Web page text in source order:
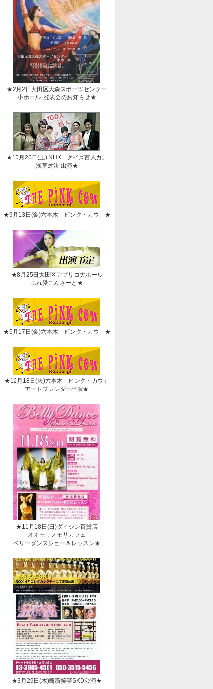
★2月2日大田区大森スポーツセンター
小ホール 発表会のお知らせ★
★10月26日(土) NHK「クイズ百人力」
浅草対決 出演★
★9月13日(金)六本木「ピンク・カウ」★
★8月25日大田区アプリコ大ホール
ふれ愛こんさーと★
★5月17日(金)六本木「ピンク・カウ」★
★12月18日(火)六本木「ピンク・カウ」
アートブレンダー出演★
★11月18日(日)ダイシン百貨店
オオモリノモリカフェ
ベリーダンスショー＆レッスン★
★3月29日(木)薔薇笑亭SKD公演★